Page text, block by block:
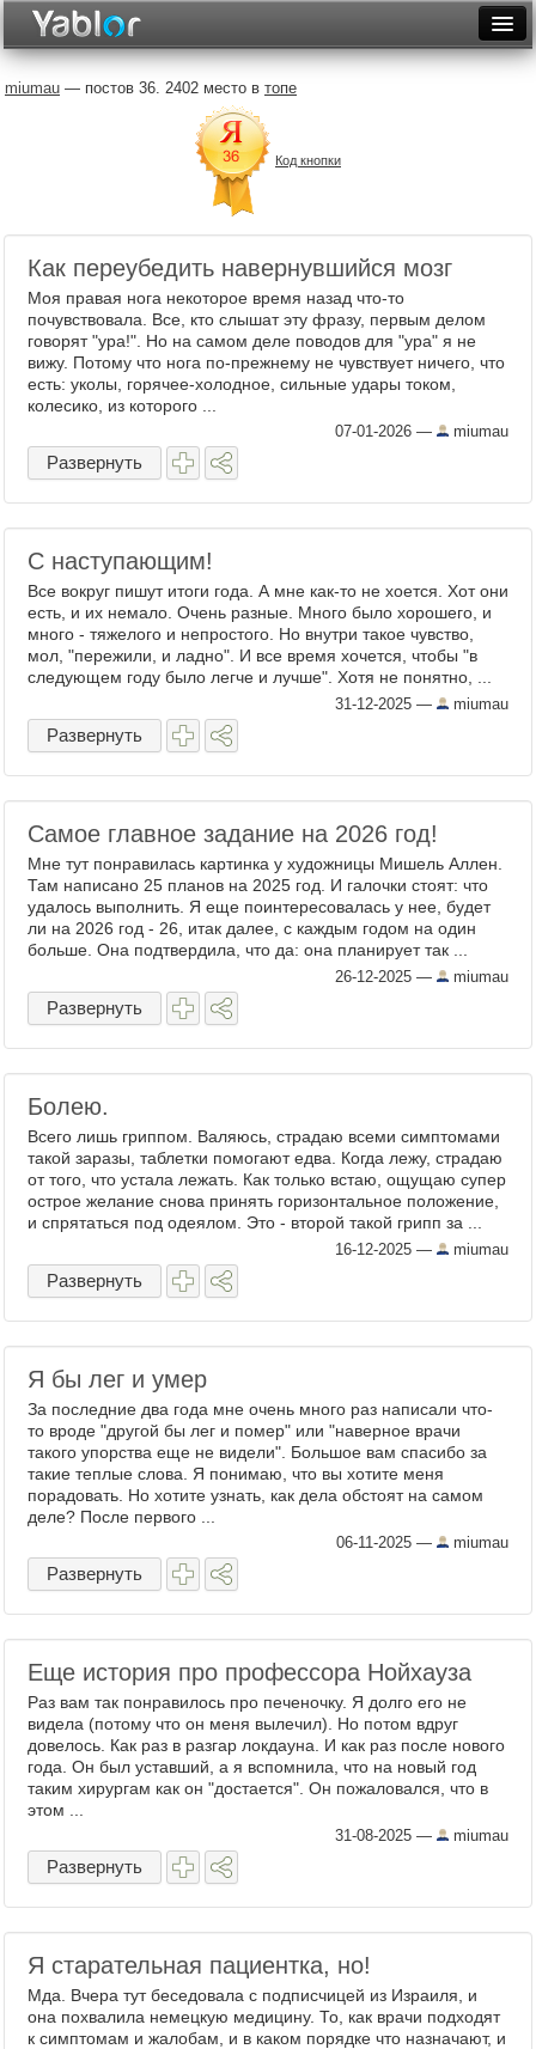
Неделя
Месяц
Рейтинги
Архив
Фототоп
Видеотоп
miumau — постов 36. 2402 место в топе
Код кнопки
Как переубедить навернувшийся мозг
Моя правая нога некоторое время назад что-то
почувствовала. Все, кто слышат эту фразу, первым делом
говорят "ура!". Но на самом деле поводов для "ура" я не
вижу. Потому что нога по-прежнему не чувствует ничего, что
есть: уколы, горячее-холодное, сильные удары током,
колесико, из которого ...
07-01-2026 — miumau
Развернуть
С наступающим!
Все вокруг пишут итоги года. А мне как-то не хоется. Хот они
есть, и их немало. Очень разные. Много было хорошего, и
много - тяжелого и непростого. Но внутри такое чувство,
мол, "пережили, и ладно". И все время хочется, чтобы "в
следующем году было легче и лучше". Хотя не понятно, ...
31-12-2025 — miumau
Развернуть
Самое главное задание на 2026 год!
Мне тут понравилась картинка у художницы Мишель Аллен.
Там написано 25 планов на 2025 год. И галочки стоят: что
удалось выполнить. Я еще поинтересовалась у нее, будет
ли на 2026 год - 26, итак далее, с каждым годом на один
больше. Она подтвердила, что да: она планирует так ...
26-12-2025 — miumau
Развернуть
Болею.
Всего лишь гриппом. Валяюсь, страдаю всеми симптомами
такой заразы, таблетки помогают едва. Когда лежу, страдаю
от того, что устала лежать. Как только встаю, ощущаю супер
острое желание снова принять горизонтальное положение,
и спрятаться под одеялом. Это - второй такой грипп за ...
16-12-2025 — miumau
Развернуть
Я бы лег и умер
За последние два года мне очень много раз написали что-
то вроде "другой бы лег и помер" или "наверное врачи
такого упорства еще не видели". Большое вам спасибо за
такие теплые слова. Я понимаю, что вы хотите меня
порадовать. Но хотите узнать, как дела обстоят на самом
деле? После первого ...
06-11-2025 — miumau
Развернуть
Еще история про профессора Нойхауза
Раз вам так понравилось про печеночку. Я долго его не
видела (потому что он меня вылечил). Но потом вдруг
довелось. Как раз в разгар локдауна. И как раз после нового
года. Он был уставший, а я вспомнила, что на новый год
таким хирургам как он "достается". Он пожаловался, что в
этом ...
31-08-2025 — miumau
Развернуть
Я старательная пациентка, но!
Мда. Вчера тут беседовала с подписчицей из Израиля, и
она похвалила немецкую медицину. То, как врачи подходят
к симптомам и жалобам, и в каком порядке что назначают, и